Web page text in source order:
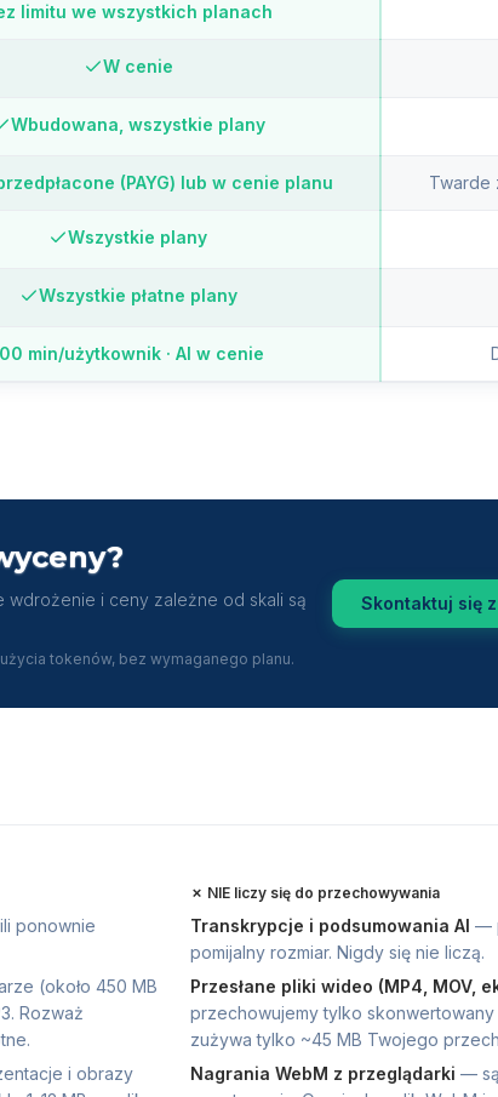
limitu we wszystkich planach
W cenie
Wbudowana, wszystkie plany
(PAYG) lub w cenie planu Twarde
Wszystkie plany
Wszystkie płatne plany
min/użytkownik · AI w cenie
i ceny zależne od skali są
tokenów, bez wymaganego planu.
Skontaktuj się
ponownie
(około 450 MB
Rozważ
i obrazy
✗ NIE liczy się do przechowywania
Transkrypcje i podsumowania AI —
pomijalny rozmiar. Nigdy się nie liczą.
Przesłane pliki wideo (MP4, MOV,
przechowujemy tylko
zużywa tylko ~45 MB Twojego
Nagrania WebM z przeglądarki —